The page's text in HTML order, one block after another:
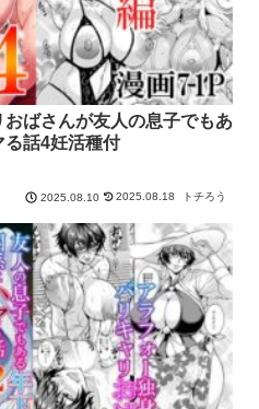
ばさんが友人の息子でもあ
る話4妊活種付
2025.08.10 2025.08.18 トチろう